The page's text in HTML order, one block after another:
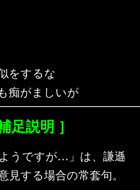
をするな
痴がましいが
足説明 ］
うですが…」は、謙遜
見する場合の常套句。